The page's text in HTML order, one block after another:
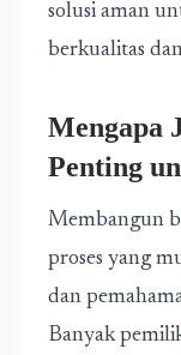
solusi aman
berkualitas
Mengapa
Penting
Membangun
proses yang
dan
Banyak